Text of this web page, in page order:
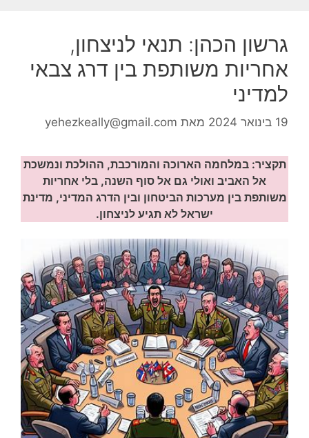
גרשון הכהן: תנאי לניצחון,
אחריות משותפת בין דרג צבאי
למדיני
19 בינואר 2024 מאת yehezkeally@gmail.com
תקציר:במלחמה הארוכה והמורכבת, ההולכת ונמשכת
אל האביב ואולי גם אל סוף השנה, בלי אחריות
משותפת בין מערכות הביטחון ובין הדרג המדיני, מדינת
ישראל לא תגיע לניצחון.